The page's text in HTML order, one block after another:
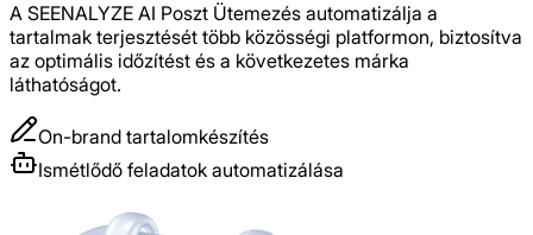
A SEENALYZE AI Poszt Ütemezés automatizálja a
tartalmak terjesztését több közösségi platformon, biztosítva
az optimális időzítést és a következetes márka
láthatóságot.
On-brand tartalomkészítés
Ismétlődő feladatok automatizálása